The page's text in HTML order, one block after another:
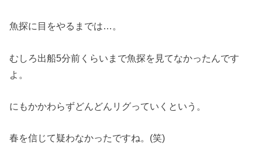
魚探に目をやるまでは…。
むしろ出船5分前くらいまで魚探を見てなかったんです
よ。
にもかかわらずどんどんリグっていくという。
春を信じて疑わなかったですね。(笑)